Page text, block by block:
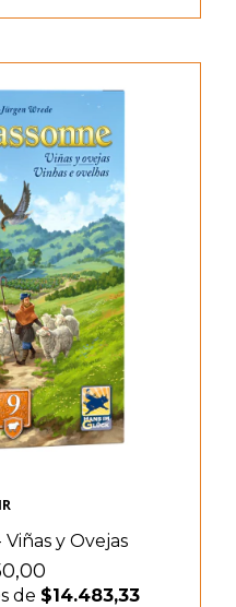
y Ovejas
de $14.483,33